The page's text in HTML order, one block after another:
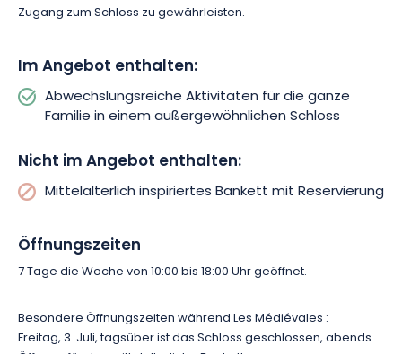
Zugang zum Schloss zu gewährleisten.
Im Angebot enthalten:
Abwechslungsreiche Aktivitäten für die ganze
Familie in einem außergewöhnlichen Schloss
Nicht im Angebot enthalten:
Mittelalterlich inspiriertes Bankett mit Reservierung
Öffnungszeiten
7 Tage die Woche von 10:00 bis 18:00 Uhr geöffnet.
Besondere Öffnungszeiten während Les Médiévales :
Freitag, 3. Juli, tagsüber ist das Schloss geschlossen, abends